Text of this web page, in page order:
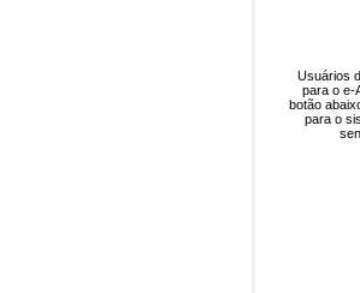
Usuários
para o e-
botão
para o